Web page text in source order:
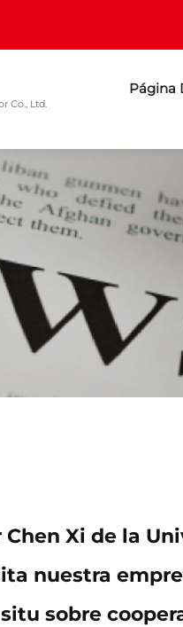
Co., Ltd.
Página
Xi de la
nuestra
sobre